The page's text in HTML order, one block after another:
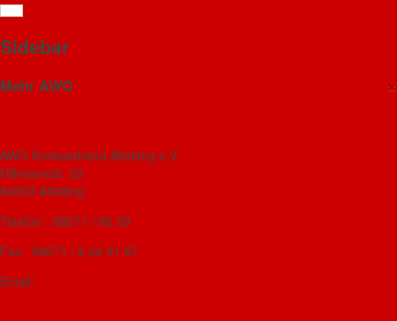
Sidebar
×
Mehr AWO
AWO Kreisverband Altötting e.V.
Hillmannstr. 20
84503 Altötting
Telefon: 08671 / 66 39
Fax: 08671 / 9 24 51 87
Email:
Teil des Titels eingeben
Der Altöttinger AWO-Kreisvorstand ab Juli
2021